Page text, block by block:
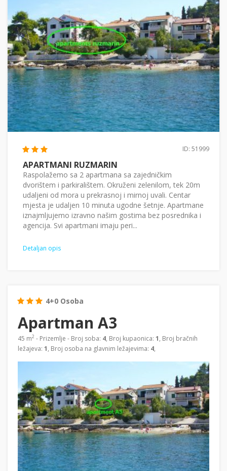
ID: 51999
APARTMANI RUZMARIN
Raspolažemo sa 2 apartmana sa zajedničkim
dvorištem i parkiralištem. Okruženi zelenilom, tek 20m
udaljeni od mora u prekrasnoj i mirnoj uvali. Centar
mjesta je udaljen 10 minuta ugodne šetnje. Apartmane
iznajmljujemo izravno našim gostima bez posrednika i
agencija. Svi apartmani imaju peri...
Detaljan opis
4+0 Osoba
Apartman A3
45 m2 - Prizemlje - Broj soba: 4, Broj kupaonica: 1, Broj bračnih
ležajeva: 1, Broj osoba na glavnim ležajevima: 4,